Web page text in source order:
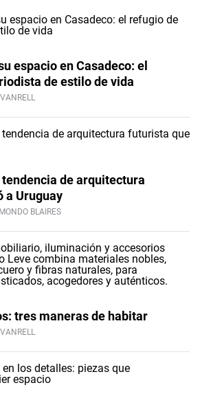
espacio en Casadeco: el
de estilo de vida
de arquitectura
a Uruguay
BLAIRES
tres maneras de habitar